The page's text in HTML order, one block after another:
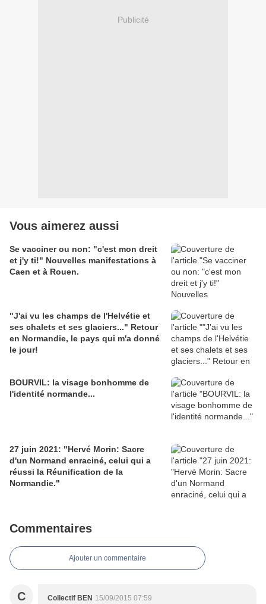
Publicité
Vous aimerez aussi
Se vacciner ou non: "c'est mon dreit
et j'y ti!" Nouvelles manifestations à
Caen et à Rouen.
"J'ai vu les champs de l'Helvétie et
ses chalets et ses glaciers..." Retour
en Normandie, le pays qui m'a donné
le jour!
BOURVIL: la visage bonhomme de
l'identité normande...
27 juin 2021: "Hervé Morin: Sacre
d'un Normand enraciné, celui qui a
réussi la Réunification de la
Normandie."
Commentaires
Ajouter un commentaire
C Collectif BEN 15/09/2015 07:59